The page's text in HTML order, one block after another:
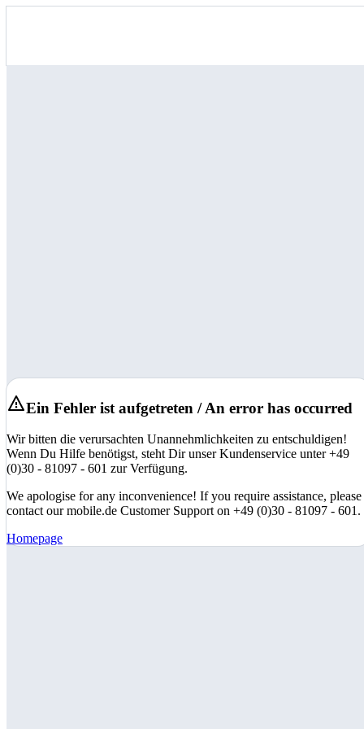
Ein Fehler ist aufgetreten / An error has occurred
Wir bitten die verursachten Unannehmlichkeiten zu entschuldigen!
Wenn Du Hilfe benötigst, steht Dir unser Kundenservice unter +49
(0)30 - 81097 - 601 zur Verfügung.
We apologise for any inconvenience! If you require assistance, please
contact our mobile.de Customer Support on +49 (0)30 - 81097 - 601.
Homepage